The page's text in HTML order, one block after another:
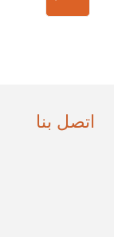
اتصل بنا